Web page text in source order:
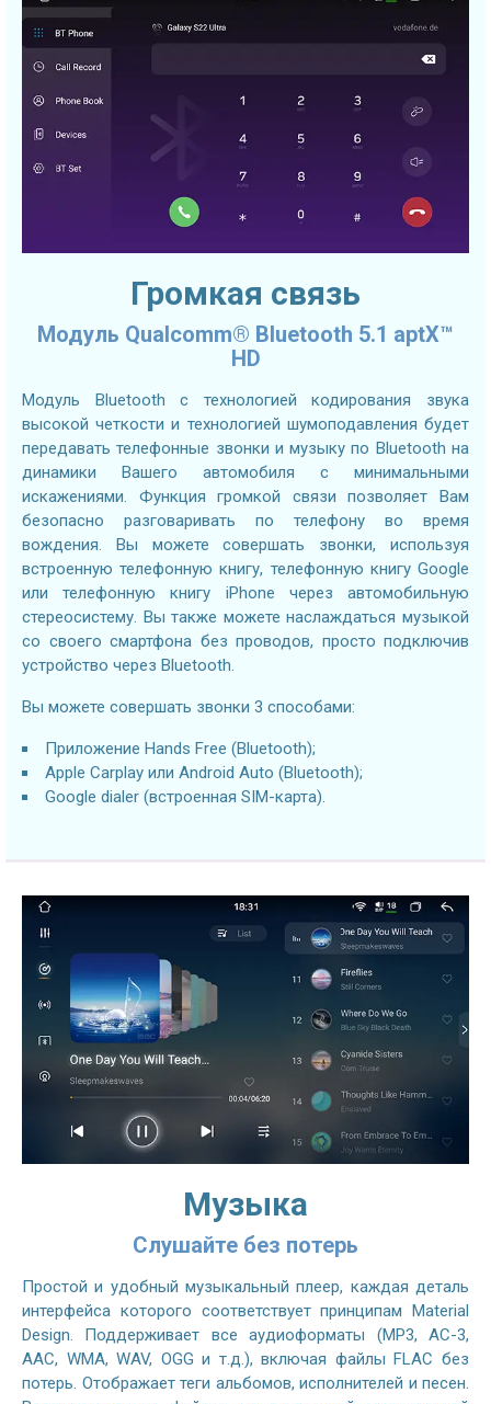
Громкая связь
Модуль Qualcomm® Bluetooth 5.1 aptX™
HD
Модуль Bluetooth с технологией кодирования звука
высокой четкости и технологией шумоподавления будет
передавать телефонные звонки и музыку по Bluetooth на
динамики Вашего автомобиля с минимальными
искажениями. Функция громкой связи позволяет Вам
безопасно разговаривать по телефону во время
вождения. Вы можете совершать звонки, используя
встроенную телефонную книгу, телефонную книгу Google
или телефонную книгу iPhone через автомобильную
стереосистему. Вы также можете наслаждаться музыкой
со своего смартфона без проводов, просто подключив
устройство через Bluetooth.
Вы можете совершать звонки 3 способами:
Приложение Hands Free (Bluetooth);
Apple Carplay или Android Auto (Bluetooth);
Google dialer (встроенная SIM-карта).
Музыка
Слушайте без потерь
Простой и удобный музыкальный плеер, каждая деталь
интерфейса которого соответствует принципам Material
Design. Поддерживает все аудиоформаты (MP3, AC-3,
AAC, WMA, WAV, OGG и т.д.), включая файлы FLAC без
потерь. Отображает теги альбомов, исполнителей и песен.